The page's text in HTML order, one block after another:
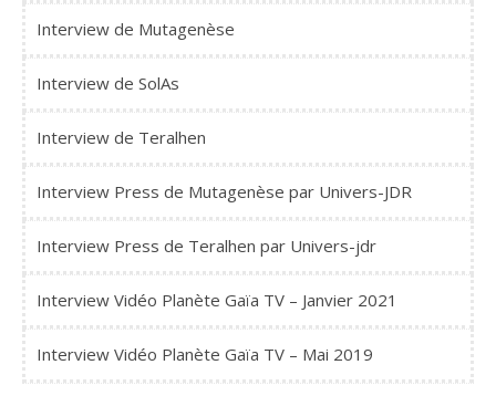
Interview de Mutagenèse
Interview de SolAs
Interview de Teralhen
Interview Press de Mutagenèse par Univers-JDR
Interview Press de Teralhen par Univers-jdr
Interview Vidéo Planète Gaïa TV – Janvier 2021
Interview Vidéo Planète Gaïa TV – Mai 2019